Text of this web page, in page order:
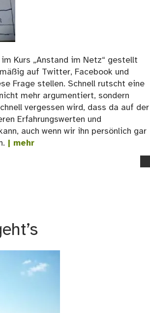
Kurs „Anstand im Netz“ gestellt
auf Twitter, Facebook und
Frage stellen. Schnell rutscht eine
mehr argumentiert, sondern
vergessen wird, dass da auf der
Erfahrungswerten und
auch wenn wir ihn persönlich gar
| mehr